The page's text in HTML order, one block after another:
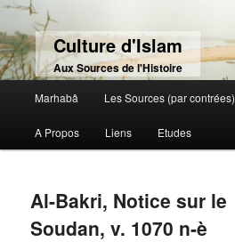
Culture d'Islam
Aux Sources de l'Histoire
Skip to primary content
Skip to secondary content
Marhabâ Les Sources (par contrées)
A Propos Liens Etudes
Al-Bakri, Notice sur le
Soudan, v. 1070 n-è